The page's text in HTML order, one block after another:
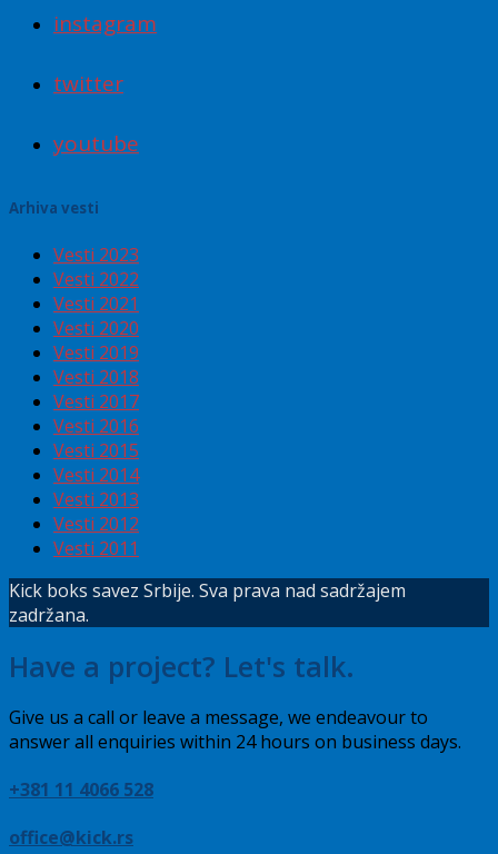
instagram
twitter
youtube
Arhiva vesti
Vesti 2023
Vesti 2022
Vesti 2021
Vesti 2020
Vesti 2019
Vesti 2018
Vesti 2017
Vesti 2016
Vesti 2015
Vesti 2014
Vesti 2013
Vesti 2012
Vesti 2011
Kick boks savez Srbije. Sva prava nad sadržajem
zadržana.
Have a project? Let's talk.
Give us a call or leave a message, we endeavour to
answer all enquiries within 24 hours on business days.
+381 11 4066 528
office@kick.rs